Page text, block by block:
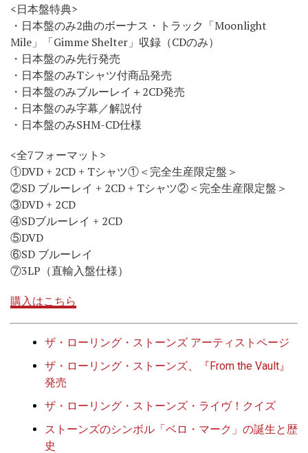
<日本盤特典>
・日本盤のみ2曲のボーナス・トラック「Moonlight
Mile」「Gimme Shelter」収録（CDのみ）
・日本盤のみ先行発売
・日本盤のみTシャツ付商品発売
・日本盤のみブルーレイ＋2CD発売
・日本盤のみ字幕／解説付
・日本盤のみSHM-CD仕様
<全7フォーマット>
①DVD + 2CD + Tシャツ①＜完全生産限定盤＞
②SD ブルーレイ + 2CD + Tシャツ②＜完全生産限定盤＞
③DVD + 2CD
④SDブルーレイ + 2CD
⑤DVD
⑥SD ブルーレイ
⑦3LP（直輸入盤仕様）
購入はこちら
ザ・ローリング・ストーンズ アーティストページ
ザ・ローリング・ストーンズ、『From the Vault』
発売
ザ・ローリング・ストーンズ・ライヴ！クイズ
ストーンズのシンボル「ベロ・マーク」の誕生と歴
史